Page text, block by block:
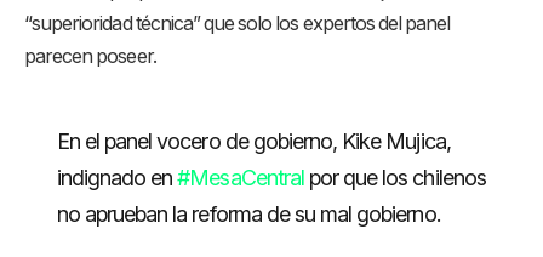
“superioridad técnica” que solo los expertos del panel
parecen poseer.
En el panel vocero de gobierno, Kike Mujica,
indignado en#MesaCentralpor que los chilenos
no aprueban la reforma de su mal gobierno.